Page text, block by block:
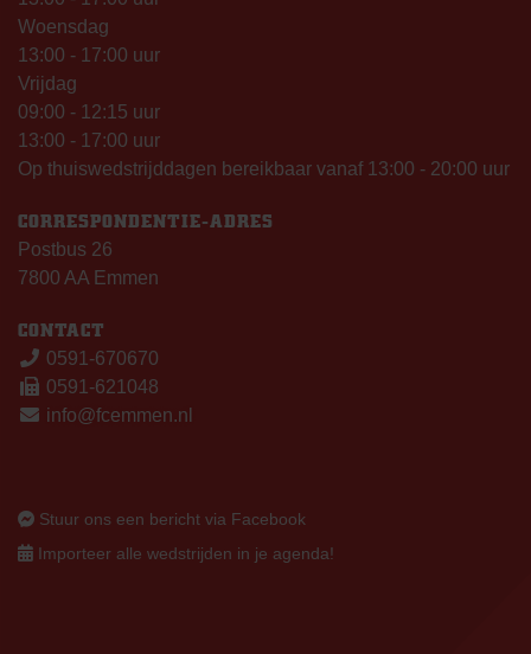
Woensdag
13:00 - 17:00 uur
Vrijdag
09:00 - 12:15 uur
13:00 - 17:00 uur
Op thuiswedstrijddagen bereikbaar vanaf 13:00 - 20:00 uur
CORRESPONDENTIE-ADRES
Postbus 26
7800 AA Emmen
CONTACT
0591-670670
0591-621048
info@fcemmen.nl
Stuur ons een bericht via Facebook
Importeer alle wedstrijden in je agenda!